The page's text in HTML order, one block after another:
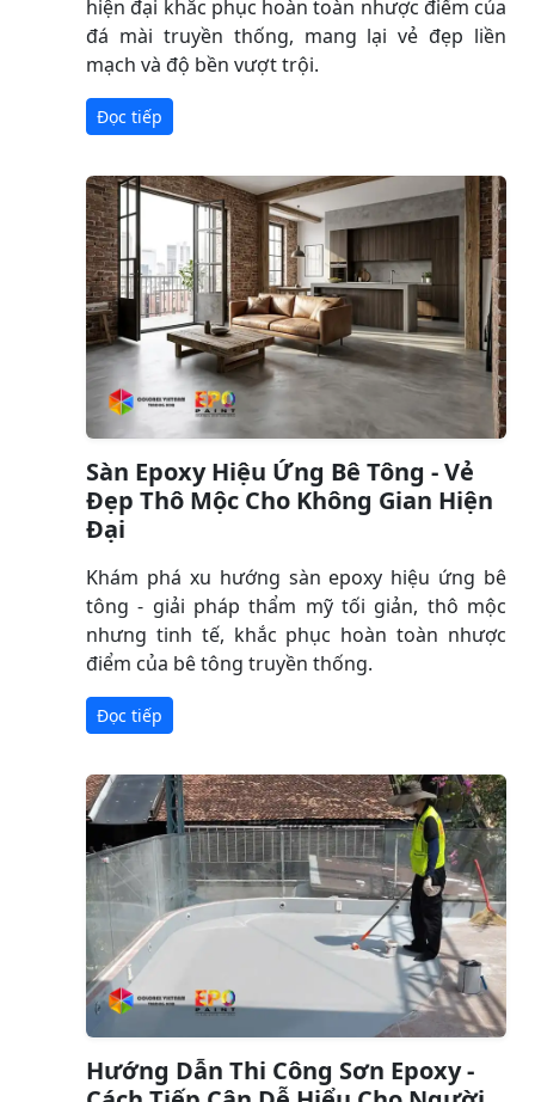
hiện đại khắc phục hoàn toàn nhược điểm của
đá mài truyền thống, mang lại vẻ đẹp liền
mạch và độ bền vượt trội.
Đọc tiếp
Sàn Epoxy Hiệu Ứng Bê Tông - Vẻ
Đẹp Thô Mộc Cho Không Gian Hiện
Đại
Khám phá xu hướng sàn epoxy hiệu ứng bê
tông - giải pháp thẩm mỹ tối giản, thô mộc
nhưng tinh tế, khắc phục hoàn toàn nhược
điểm của bê tông truyền thống.
Đọc tiếp
Hướng Dẫn Thi Công Sơn Epoxy -